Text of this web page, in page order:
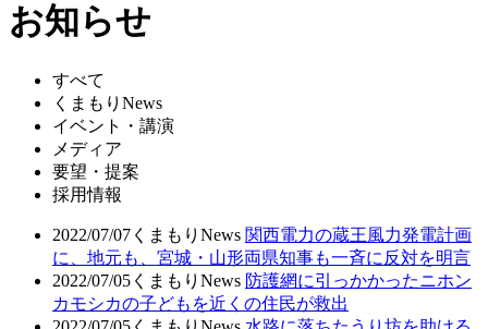
お知らせ
すべて
くまもりNews
イベント・講演
メディア
要望・提案
採用情報
2022/07/07 くまもりNews 関西電力の蔵王風力発電計画
に、地元も、宮城・山形両県知事も一斉に反対を明言
2022/07/05 くまもりNews 防護網に引っかかったニホン
カモシカの子どもを近くの住民が救出